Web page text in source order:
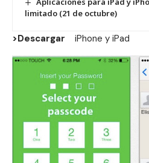
limitado (21 de octubre)
>Descargar iPhone y iPad